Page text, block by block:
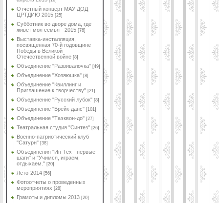
Отчетный концерт МАУ ДОД
ЦРТДИЮ 2015 [25]
Субботник во дворе дома, где
живет моя семья - 2015 [76]
Выставка-инсталляция,
посвященная 70-й годовщине
Победы в Великой
Отечественной войне [8]
Объединение "Развивалочка" [49]
Объединение "Хозяюшка" [8]
Объединение "Квиллинг и
Приглашение к творчеству" [21]
Объединение "Русский лубок" [8]
Объединение "Брейк-данс" [101]
Объединение "Таэквон-до" [27]
Театральная студия "Синтез" [26]
Военно-патриотический клуб
"Сатурн" [38]
Объединения "Ин-Тех - первые
шаги" и "Учимся, играем,
отдыхаем." [20]
Лето-2014 [56]
Фотоотчеты о проведенных
мероприятиях [28]
Грамоты и дипломы 2013 [20]